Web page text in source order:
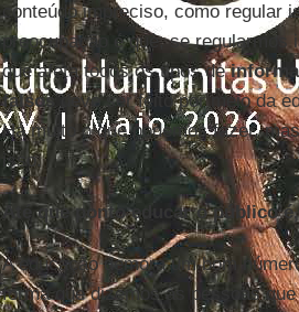
conteúdo impreciso, como regular
preocupação é que, se regularmos
que afeta todos os tipos de
falsosdeve ser feito por meio da
Há muito o que podemos fazer,
isso.
Até que ponto educar o público
A educação demora um bom
forma que dizemos às pessoas